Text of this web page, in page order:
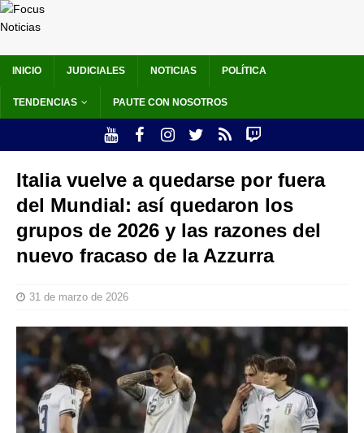
INICIO JUDICIALES NOTICIAS POLÍTICA
TENDENCIAS PAUTE CON NOSOTROS
Italia vuelve a quedarse por fuera
del Mundial: así quedaron los
grupos de 2026 y las razones del
nuevo fracaso de la Azzurra
31 de marzo de 2026